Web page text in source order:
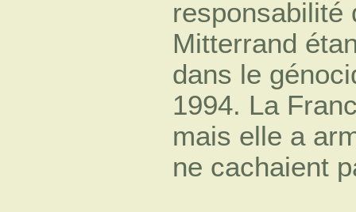
responsabilité
Mitterrand
dans le
1994. La
mais elle a
ne cachaient